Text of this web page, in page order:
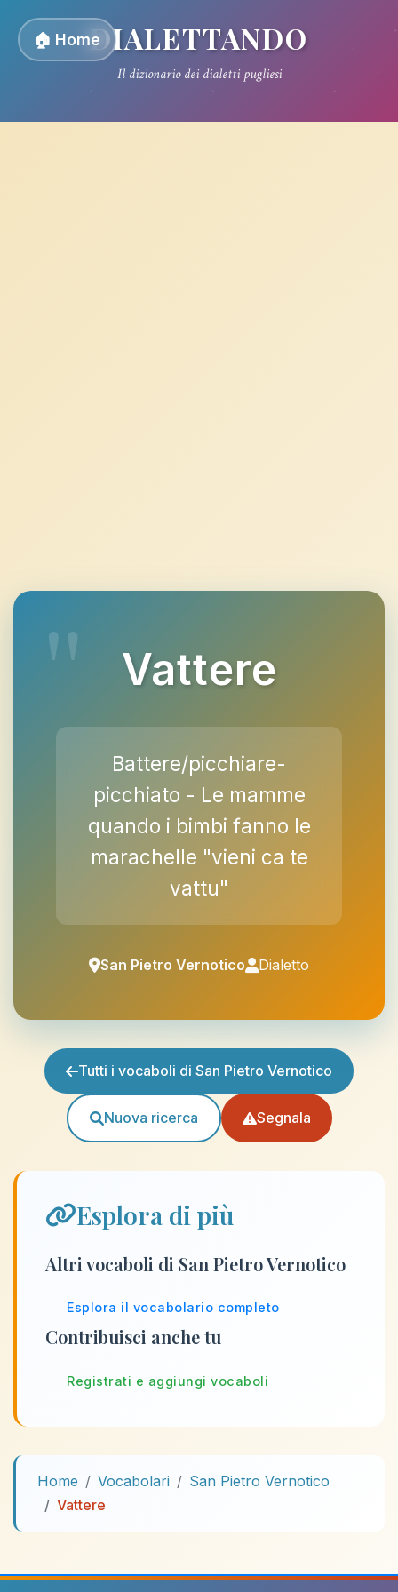
🏠 HomeDIALETTANDO
Il dizionario dei dialetti pugliesi
Vattere
Battere/picchiare-
picchiato - Le mamme
quando i bimbi fanno le
marachelle "vieni ca te
vattu"
San Pietro Vernotico Dialetto
Tutti i vocaboli di San Pietro Vernotico
Nuova ricerca Segnala
Esplora di più
Altri vocaboli di San Pietro Vernotico
Esplora il vocabolario completo
Contribuisci anche tu
Registrati e aggiungi vocaboli
Home Vocabolari
San Pietro Vernotico
Vattere